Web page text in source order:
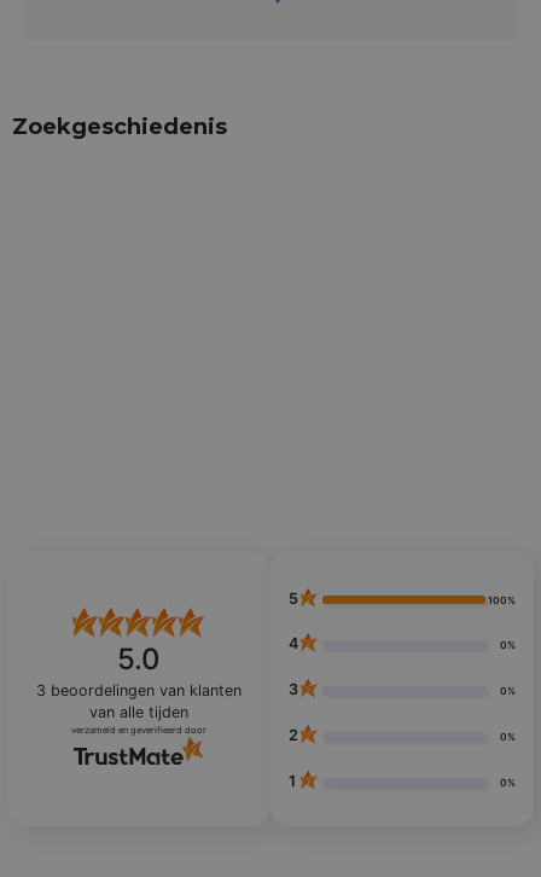
Zoekgeschiedenis
5.0
3 beoordelingen van klanten
van alle tijden
verzameld en geverifieerd door
5 100%
4 0%
3 0%
2 0%
1 0%